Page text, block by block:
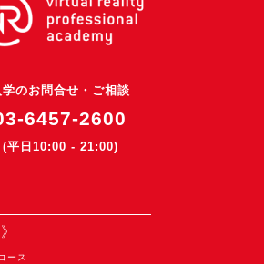
『XR Showcase Hub』2025年4月発売
ラットフォーム『MetaLiveStage』2025年
プリ『Qoocan』
『XR Worksupport Hub』開発中
』開発中
学のお問合せ・ご相談
6457-2600
(平日10:00 - 21:00)
ース